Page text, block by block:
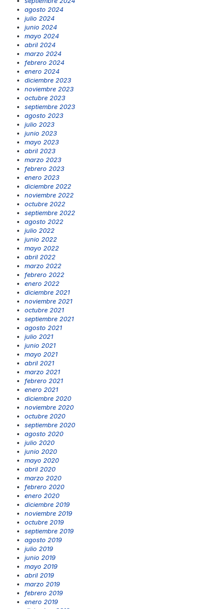
agosto 2024
julio 2024
junio 2024
mayo 2024
abril 2024
marzo 2024
febrero 2024
enero 2024
diciembre 2023
noviembre 2023
octubre 2023
septiembre 2023
agosto 2023
julio 2023
junio 2023
mayo 2023
abril 2023
marzo 2023
febrero 2023
enero 2023
diciembre 2022
noviembre 2022
octubre 2022
septiembre 2022
agosto 2022
julio 2022
junio 2022
mayo 2022
abril 2022
marzo 2022
febrero 2022
enero 2022
diciembre 2021
noviembre 2021
octubre 2021
septiembre 2021
agosto 2021
julio 2021
junio 2021
mayo 2021
abril 2021
marzo 2021
febrero 2021
enero 2021
diciembre 2020
noviembre 2020
octubre 2020
septiembre 2020
agosto 2020
julio 2020
junio 2020
mayo 2020
abril 2020
marzo 2020
febrero 2020
enero 2020
diciembre 2019
noviembre 2019
octubre 2019
septiembre 2019
agosto 2019
julio 2019
junio 2019
mayo 2019
abril 2019
marzo 2019
febrero 2019
enero 2019